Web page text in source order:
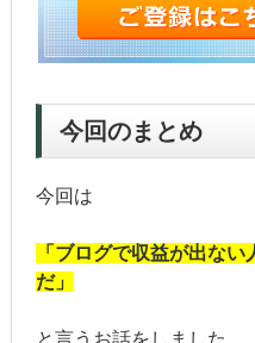
今回のまとめ
今回は
「ブログで収益が出な
だ」
と言うお話をしました。